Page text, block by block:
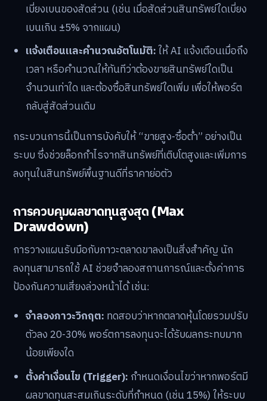
เบี่ยงเบนของสัดส่วน (เช่น เมื่อสัดส่วนสินทรัพย์ใดเบี่ยง
เบนเกิน ±5% จากแผน)
แจ้งเตือนและคำนวณอัตโนมัติ:ให้ AI แจ้งเตือนเมื่อถึง
เวลา หรือคำนวณให้ทันทีว่าต้องขายสินทรัพย์ใดเป็น
จำนวนเท่าใด และต้องซื้อสินทรัพย์ใดเพิ่ม เพื่อให้พอร์ต
กลับสู่สัดส่วนเดิม
กระบวนการนี้เป็นการบังคับให้ “ขายสูง-ซื้อต่ำ” อย่างเป็น
ระบบ ซึ่งช่วยล็อกกำไรจากสินทรัพย์ที่เติบโตสูงและเพิ่มการ
ลงทุนในสินทรัพย์พื้นฐานดีที่ราคาย่อตัว
การควบคุมผลขาดทุนสูงสุด (Max
Drawdown)
การวางแผนรับมือกับภาวะตลาดขาลงเป็นสิ่งสำคัญ นัก
ลงทุนสามารถใช้ AI ช่วยจำลองสถานการณ์และตั้งค่าการ
ป้องกันความเสี่ยงล่วงหน้าได้ เช่น:
จำลองภาวะวิกฤต: ทดสอบว่าหากตลาดหุ้นโดยรวมปรับ
ตัวลง 20-30% พอร์ตการลงทุนจะได้รับผลกระทบมาก
น้อยเพียงใด
ตั้งค่าเงื่อนไข (Trigger): กำหนดเงื่อนไขว่าหากพอร์ตมี
ผลขาดทุนสะสมเกินระดับที่กำหนด (เช่น 15%) ให้ระบบ